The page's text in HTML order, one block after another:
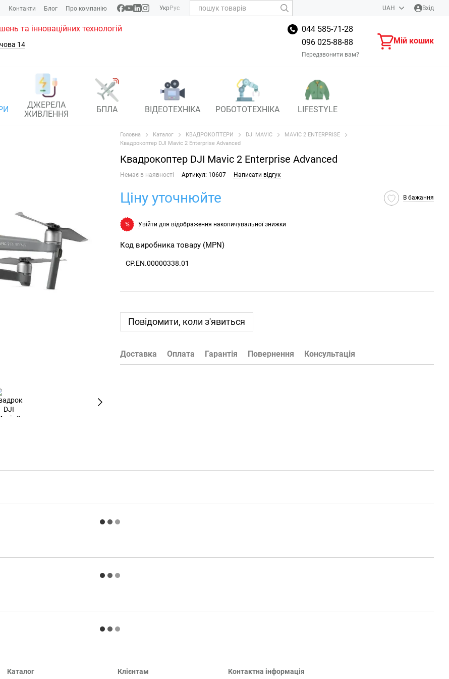
Контакти Блог Про компанію Укр Рус UAH Вхід
та інноваційних технологій
14
044 585-71-28
096 025-88-88
Передзвонити вам?
Мій кошик
ДЖЕРЕЛА
ЖИВЛЕННЯ
БПЛА ВІДЕОТЕХНІКА РОБОТОТЕХНІКА LIFESTYLE
Головна Каталог КВАДРОКОПТЕРИ DJI MAVIC
MAVIC 2 ENTERPRISE
Квадрокоптер DJI Mavic 2 Enterprise Advanced
Квадрокоптер DJI Mavic 2 Enterprise Advanced
Немає в наявності Артикул: 10607 Написати відгук
Ціну уточнюйте В бажання
% Увійти для відображення накопичувальної знижки
Код виробника товару (MPN)
CP.EN.00000338.01
Повідомити, коли з'явиться
Доставка Оплата Гарантія Повернення Консультація
Каталог Клієнтам Контактна інформація